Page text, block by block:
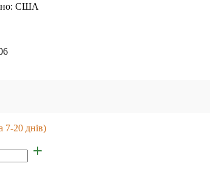
США
7-20 днів)